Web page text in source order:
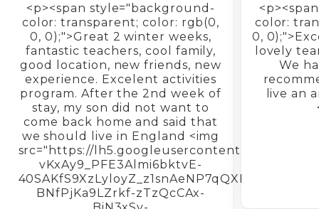
<p><span style="background-
color: transparent; color: rgb(0,
0, 0);">Great 2 winter weeks,
fantastic teachers, cool family,
good location, new friends, new
experience. Excelent activities
program. After the 2nd week of
stay, my son did not want to
come back home and said that
we should live in England <img
src="https://lh5.googleusercontent.com/
vKxAy9_PFE3Almi6bktvE-
BNfPjKa9LZrkf-zTzQcCAx-
color:
0,
lovely
We
live an